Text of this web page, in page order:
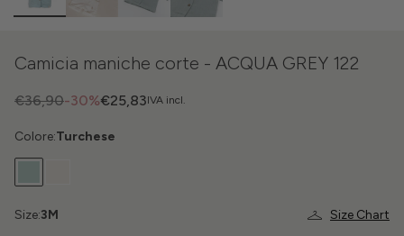
Camicia maniche corte - ACQUA GREY 122
IVA incl.
-30%
€36,90 €25,83
Colore:Turchese
Size Chart
Size:3M